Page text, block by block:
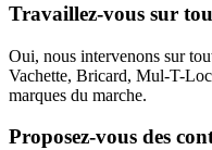
Travaillez-vous sur
Oui, nous intervenons sur
Vachette, Bricard, Mul-T-
marques du marche.
Proposez-vous des